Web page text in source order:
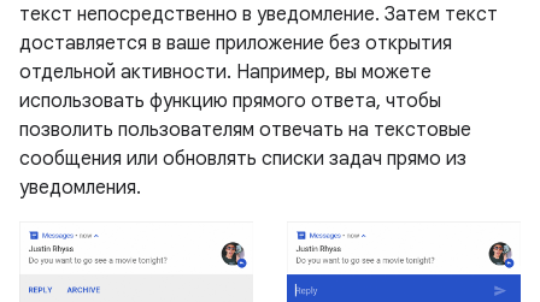
текст непосредственно в уведомление. Затем текст
доставляется в ваше приложение без открытия
отдельной активности. Например, вы можете
использовать функцию прямого ответа, чтобы
позволить пользователям отвечать на текстовые
сообщения или обновлять списки задач прямо из
уведомления.